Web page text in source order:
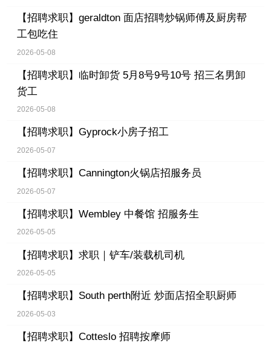
【招聘求职】 geraldton 面店招聘炒锅师傅及厨房帮
工包吃住
2026-05-08
【招聘求职】 临时卸货 5月8号9号10号 招三名男卸
货工
2026-05-08
【招聘求职】 Gyprock小房子招工
2026-05-07
【招聘求职】 Cannington火锅店招服务员
2026-05-07
【招聘求职】 Wembley 中餐馆 招服务生
2026-05-05
【招聘求职】 求职｜铲车/装载机司机
2026-05-05
【招聘求职】 South perth附近 炒面店招全职厨师
2026-05-03
【招聘求职】 Cotteslo 招聘按摩师